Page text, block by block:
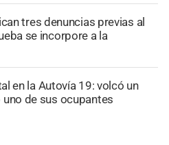
tres denuncias previas al
se incorpore a la
en la Autovía 19: volcó un
de sus ocupantes